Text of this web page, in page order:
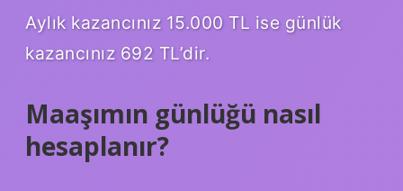
Aylık kazancınız 15.000 TL ise günlük
kazancınız 692 TL’dir.
Maaşımın günlüğü nasıl
hesaplanır?